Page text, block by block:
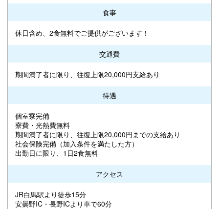
食事
休日含め、2食無料でご提供がございます！
交通費
期間満了者に限り、往復上限20,000円支給あり
待遇
個室寮完備
寮費・光熱費無料
期間満了者に限り、往復上限20,000円までの支給あり
社会保険完備（加入条件を満たした方）
出勤日に限り、1日2食無料
アクセス
JR白馬駅より徒歩15分
安曇野IC・長野ICより車で60分